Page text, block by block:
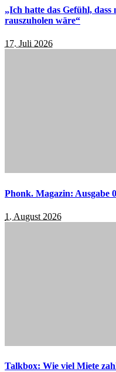
„Ich hatte das Gefühl,
rauszuholen wäre“
17. Juli 2026
Phonk. Magazin: Ausgabe
1. August 2026
Talkbox: Wie viel Miete